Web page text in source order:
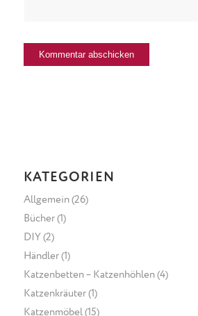
KATEGORIEN
Allgemein(26)
Bücher(1)
DIY (2)
Händler(1)
Katzenbetten – Katzenhöhlen(4)
Katzenkräuter(1)
Katzenmöbel (15)